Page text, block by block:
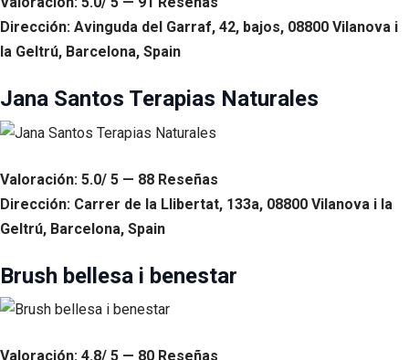
Dirección: Avinguda del Garraf, 42, bajos, 08800 Vilanova i
la Geltrú, Barcelona, Spain
Jana Santos Terapias Naturales
Valoración: 5.0/ 5 — 88 Reseñas
Dirección: Carrer de la Llibertat, 133a, 08800 Vilanova i la
Geltrú, Barcelona, Spain
Brush bellesa i benestar
Valoración: 4.8/ 5 — 80 Reseñas